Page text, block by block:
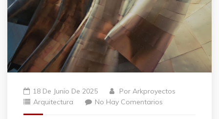
18 De Junio De 2025 Por Arkproyectos
Arquitectura
No Hay Comentarios